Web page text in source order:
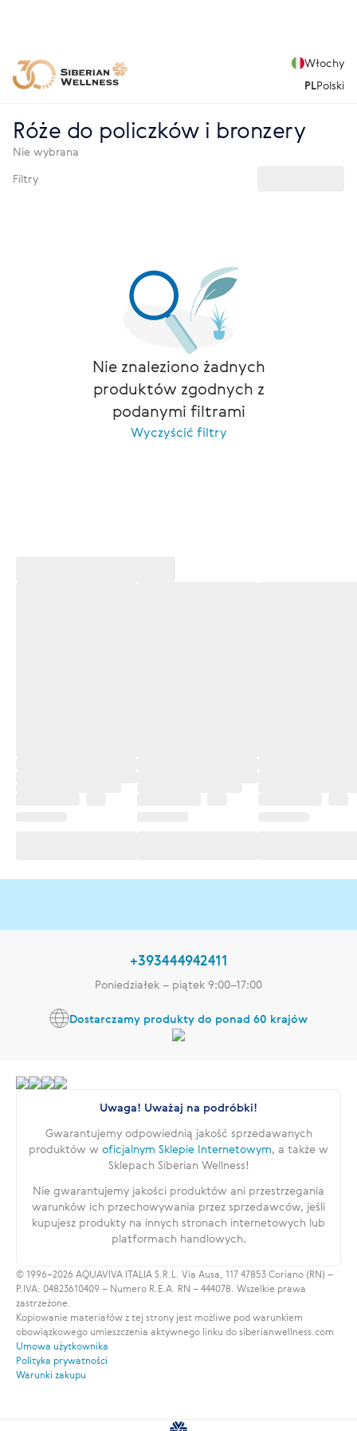
Włochy
PLPolski
Róże do policzków i bronzery
Nie wybrana
Filtry
Nie znaleziono żadnych
produktów zgodnych z
podanymi filtrami
Wyczyścić filtry
+393444942411
Poniedziałek – piątek 9:00–17:00
Dostarczamy produkty do ponad 60 krajów
Uwaga! Uważaj na podróbki!
Gwarantujemy odpowiednią jakość sprzedawanych
produktów w oficjalnym Sklepie Internetowym, a także w
Sklepach Siberian Wellness!
Nie gwarantujemy jakości produktów ani przestrzegania
warunków ich przechowywania przez sprzedawców, jeśli
kupujesz produkty na innych stronach internetowych lub
platformach handlowych.
© 1996–2026 AQUAVIVA ITALIA S.R.L. Via Ausa, 117 47853 Coriano (RN) –
P.IVA: 04823610409 – Numero R.E.A. RN – 444078. Wszelkie prawa
zastrzeżone.
Kopiowanie materiałów z tej strony jest możliwe pod warunkiem
obowiązkowego umieszczenia aktywnego linku do siberianwellness.com
Umowa użytkownika
Polityka prywatności
Warunki zakupu